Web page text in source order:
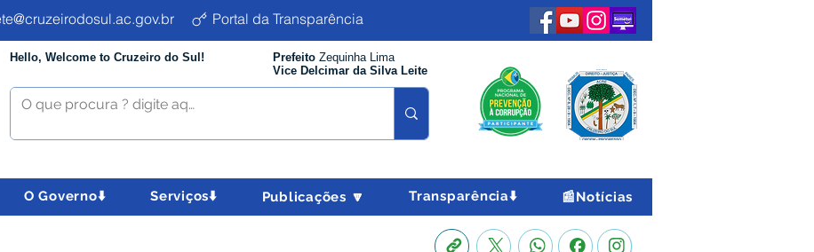
Portal da Transparência
Hello, Welcome to Cruzeiro do Sul! Prefeito Zequinha Lima
Vice Delcimar da Silva Leite
O Governo⬇️ Serviços⬇️ Publicações 🔽 Transparência⬇️ 📰Notícias